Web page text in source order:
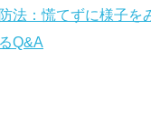
法：慌てずに様子を
Q&A